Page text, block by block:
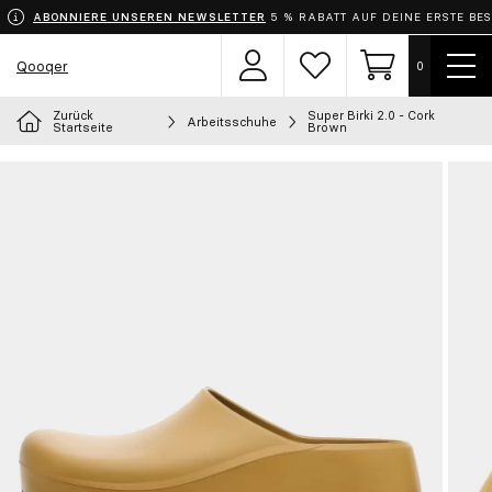
ABONNIERE UNSEREN NEWSLETTER 5 % RABATT AUF DEINE ERSTE
Qooqer
Wähle dein Outfit
Chef
Benutzerbereich
Wunschzettel
0
Menü
Zurück
Startseite Arbeitsschuhe Super Birki 2.0 - Cork
Brown